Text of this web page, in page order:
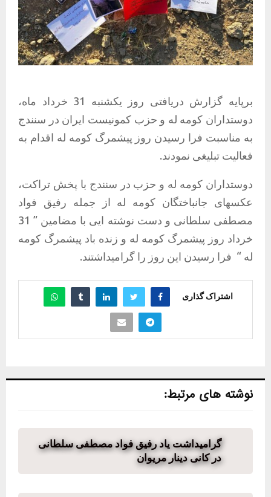
برپایه گزارش دریافتی روز یکشنبه 31 خرداد ماه،
دوستداران کومه له و حزب کمونیست ایران در سنندج
به مناسبت فرا رسیدن روز پیشمرگ کومه له اقدام به
فعالیت تبلیغی نمودند.
دوستداران کومه له و حزب در سنندج با پخش تراکت،
عکسهای جانباختگان کومه له از جمله رفیق فواد
مصطفی سلطانی و دست نوشته ایی با مضامین ” 31
خرداد روز پیشمرگ کومه له و زنده باد پیشمرگ کومه
له “ فرا رسیدن این روز را گرامیداشتند.
اشتراک گذاری
نوشته های مرتبط:
گرامیداشت یاد رفیق فواد مصطفی سلطانی
در کانی دینار مریوان